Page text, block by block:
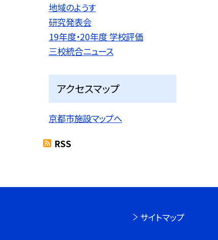
地域のようす
研究発表会
19年度・20年度 学校評価
三校統合ニュース
アクセスマップ
京都市施設マップへ
RSS
サイトマップ